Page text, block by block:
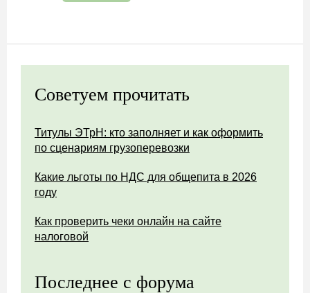
Советуем прочитать
Титулы ЭТрН: кто заполняет и как оформить
по сценариям грузоперевозки
Какие льготы по НДС для общепита в 2026
году
Как проверить чеки онлайн на сайте
налоговой
Последнее с форума